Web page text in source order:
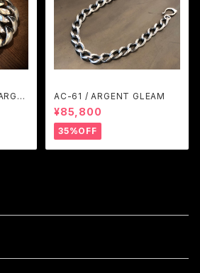
AC-61 / ARGENT GLEAM
¥85,800
35%OFF